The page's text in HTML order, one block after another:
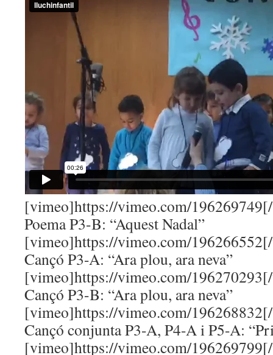
[vimeo]https://vimeo.com/
Poema P3-B: “Aquest Nadal”
[vimeo]https://vimeo.com/
Cançó P3-A: “Ara plou, ara neva”
[vimeo]https://vimeo.com/
Cançó P3-B: “Ara plou, ara neva”
[vimeo]https://vimeo.com/
Cançó conjunta P3-A, P4-A i P5-A:
[vimeo]https://vimeo.com/